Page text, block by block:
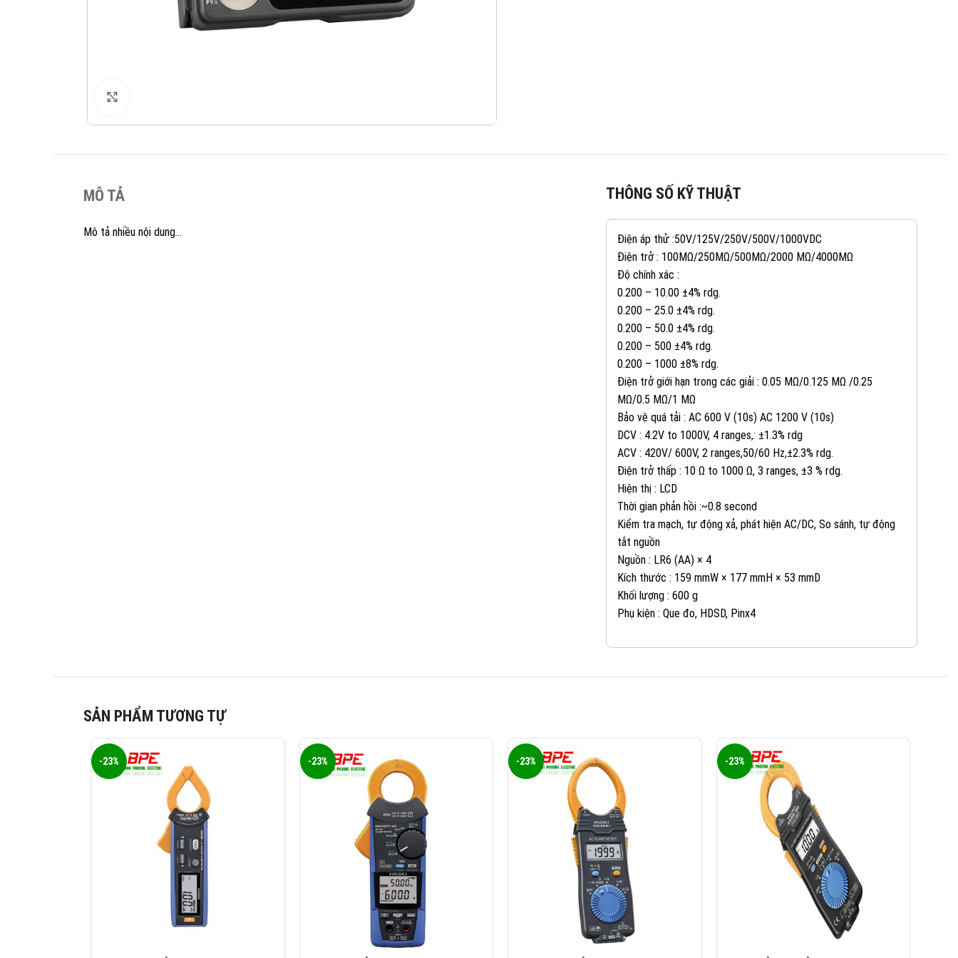
MÔ TẢ
Mô tả nhiều nội dung…
THÔNG SỐ KỸ THUẬT
Điện áp thử :50V/125V/250V/500V/1000VDC
Điện trở : 100MΩ/250MΩ/500MΩ/2000 MΩ/4000MΩ
Độ chính xác :
0.200 – 10.00 ±4% rdg.
0.200 – 25.0 ±4% rdg.
0.200 – 50.0 ±4% rdg.
0.200 – 500 ±4% rdg.
0.200 – 1000 ±8% rdg.
Điện trở giới hạn trong các giải : 0.05 MΩ/0.125 MΩ /0.25
MΩ/0.5 MΩ/1 MΩ
Bảo vệ quá tải : AC 600 V (10s) AC 1200 V (10s)
DCV : 4.2V to 1000V, 4 ranges,: ±1.3% rdg
ACV : 420V/ 600V, 2 ranges,50/60 Hz,±2.3% rdg.
Điện trở thấp : 10 Ω to 1000 Ω, 3 ranges, ±3 % rdg.
Hiện thị : LCD
Thời gian phản hồi :~0.8 second
Kiểm tra mạch, tự động xả, phát hiện AC/DC, So sánh, tự động
tắt nguồn
Nguồn : LR6 (AA) × 4
Kích thước : 159 mmW × 177 mmH × 53 mmD
Khối lượng : 600 g
Phụ kiện : Que đo, HDSD, Pinx4
SẢN PHẨM TƯƠNG TỰ
-23% -23% -23% -23%
KINH DOANH 1: 082 234 2688
KINH DOANH 2: 0965 101 613
KINH DOANH 3: 0824 927 568
KINH DOANH 4: